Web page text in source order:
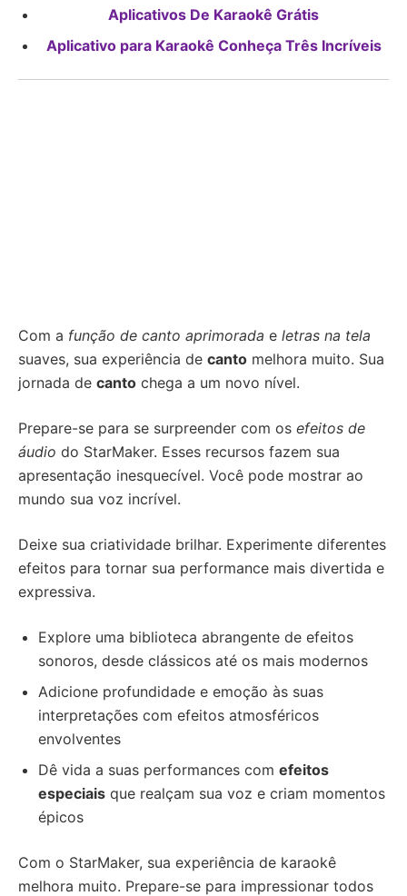
Aplicativos De Karaokê Grátis
Aplicativo para Karaokê Conheça Três Incríveis
Com a função de canto aprimorada e letras na tela
suaves, sua experiência de canto melhora muito. Sua
jornada de canto chega a um novo nível.
Prepare-se para se surpreender com os efeitos de
áudio do StarMaker. Esses recursos fazem sua
apresentação inesquecível. Você pode mostrar ao
mundo sua voz incrível.
Deixe sua criatividade brilhar. Experimente diferentes
efeitos para tornar sua performance mais divertida e
expressiva.
Explore uma biblioteca abrangente de efeitos
sonoros, desde clássicos até os mais modernos
Adicione profundidade e emoção às suas
interpretações com efeitos atmosféricos
envolventes
Dê vida a suas performances com efeitos
especiais que realçam sua voz e criam momentos
épicos
Com o StarMaker, sua experiência de karaokê
melhora muito. Prepare-se para impressionar todos